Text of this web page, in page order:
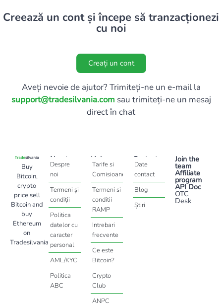
Creează un cont și începe să tranzacționezi
cu noi
Creați un cont
Aveți nevoie de ajutor? Trimiteți-ne un e-mail la
support@tradesilvania.com sau trimiteți-ne un mesaj
direct în chat
Buy
Bitcoin,
crypto
price sell
Bitcoin and
buy
Ethereum
on
Tradesilvania
About
Despre
noi
Termeni și
condiții
Politica
datelor cu
caracter
personal
AML/KYC
Politica
ABC
Help
Tarife si
Comisioane
Termeni si
conditii
RAMP
Intrebari
frecvente
Ce este
Bitcoin?
Crypto
Club
ANPC
Contact
Date
contact
Blog
Știri
Join the
team
Affiliate
program
API Doc
OTC
Desk